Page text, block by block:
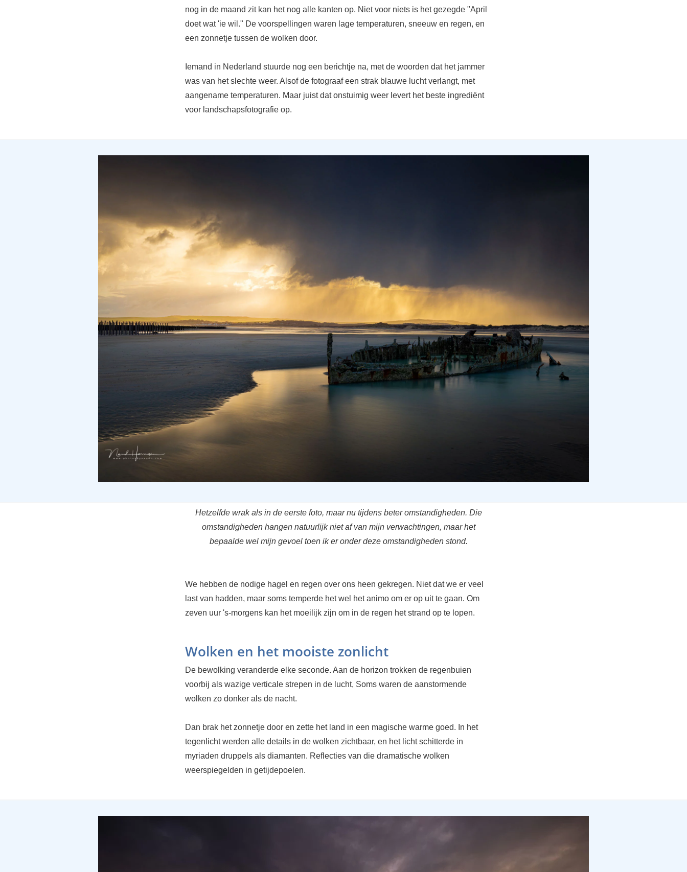
nog in de maand zit kan het nog alle kanten op. Niet voor niets is het gezegde "April
doet wat 'ie wil." De voorspellingen waren lage temperaturen, sneeuw en regen, en
een zonnetje tussen de wolken door.
Iemand in Nederland stuurde nog een berichtje na, met de woorden dat het jammer
was van het slechte weer. Alsof de fotograaf een strak blauwe lucht verlangt, met
aangename temperaturen. Maar juist dat onstuimig weer levert het beste ingrediënt
voor landschapsfotografie op.
Hetzelfde wrak als in de eerste foto, maar nu tijdens beter omstandigheden. Die
omstandigheden hangen natuurlijk niet af van mijn verwachtingen, maar het
bepaalde wel mijn gevoel toen ik er onder deze omstandigheden stond.
We hebben de nodige hagel en regen over ons heen gekregen. Niet dat we er veel
last van hadden, maar soms temperde het wel het animo om er op uit te gaan. Om
zeven uur 's-morgens kan het moeilijk zijn om in de regen het strand op te lopen.
Wolken en het mooiste zonlicht
De bewolking veranderde elke seconde. Aan de horizon trokken de regenbuien
voorbij als wazige verticale strepen in de lucht, Soms waren de aanstormende
wolken zo donker als de nacht.
Dan brak het zonnetje door en zette het land in een magische warme goed. In het
tegenlicht werden alle details in de wolken zichtbaar, en het licht schitterde in
myriaden druppels als diamanten. Reflecties van die dramatische wolken
weerspiegelden in getijdepoelen.